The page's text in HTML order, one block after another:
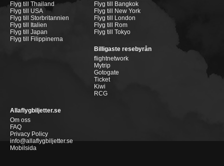
Flyg till Thailand
Flyg till USA
Flyg till Storbritannien
Flyg till Italien
Flyg till Japan
Flyg till Filippinerna
Flyg till Bangkok
Flyg till New York
Flyg till London
Flyg till Rom
Flyg till Tokyo
Billigaste resebyrån
flightnetwork
Mytrip
Gotogate
Ticket
Kiwi
RCG
Allaflygbiljetter.se
Om oss
FAQ
Privacy Policy
info@allaflygbiljetter.se
Mobilsida